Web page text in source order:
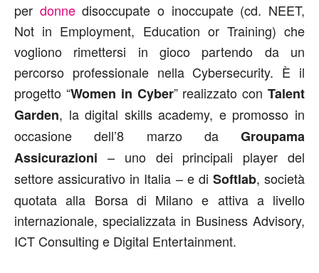
per donnedisoccupate o inoccupate (cd. NEET,
Not in Employment, Education or Training) che
vogliono rimettersi in gioco partendo da un
percorso professionale nella Cybersecurity. È il
progetto “Women in Cyber” realizzato conTalent
Garden, la digital skills academy, e promosso in
occasione dell’8 marzo da Groupama
Assicurazioni – uno dei principali player del
settore assicurativo in Italia – e di Softlab, società
quotata alla Borsa di Milano e attiva a livello
internazionale, specializzata in Business Advisory,
ICT Consulting e Digital Entertainment.